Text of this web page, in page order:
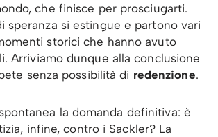
che finisce per prosciugarti.
speranza si estingue e partono vari
storici che hanno avuto
Arriviamo dunque alla conclusione
senza possibilità di redenzione.
la domanda definitiva: è
infine, contro i Sackler? La